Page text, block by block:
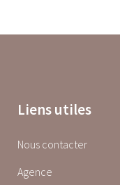
Liens utiles
Nous contacter
Agence